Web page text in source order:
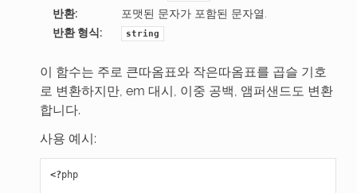
반환:
포맷된 문자가 포함된 문자열.
반환 형식: string
이 함수는 주로 큰따옴표와 작은따옴표를 곱슬 기호
로 변환하지만, em 대시, 이중 공백, 앰퍼샌드도 변환
합니다.
사용 예시:
<?php